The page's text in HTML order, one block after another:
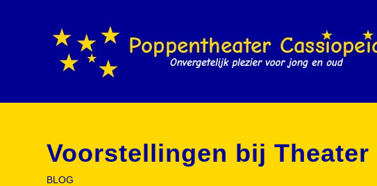
Voorstellingen bij
BLOG